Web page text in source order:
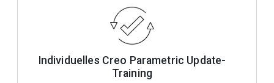
Individuelles Creo Parametric Update-
Training